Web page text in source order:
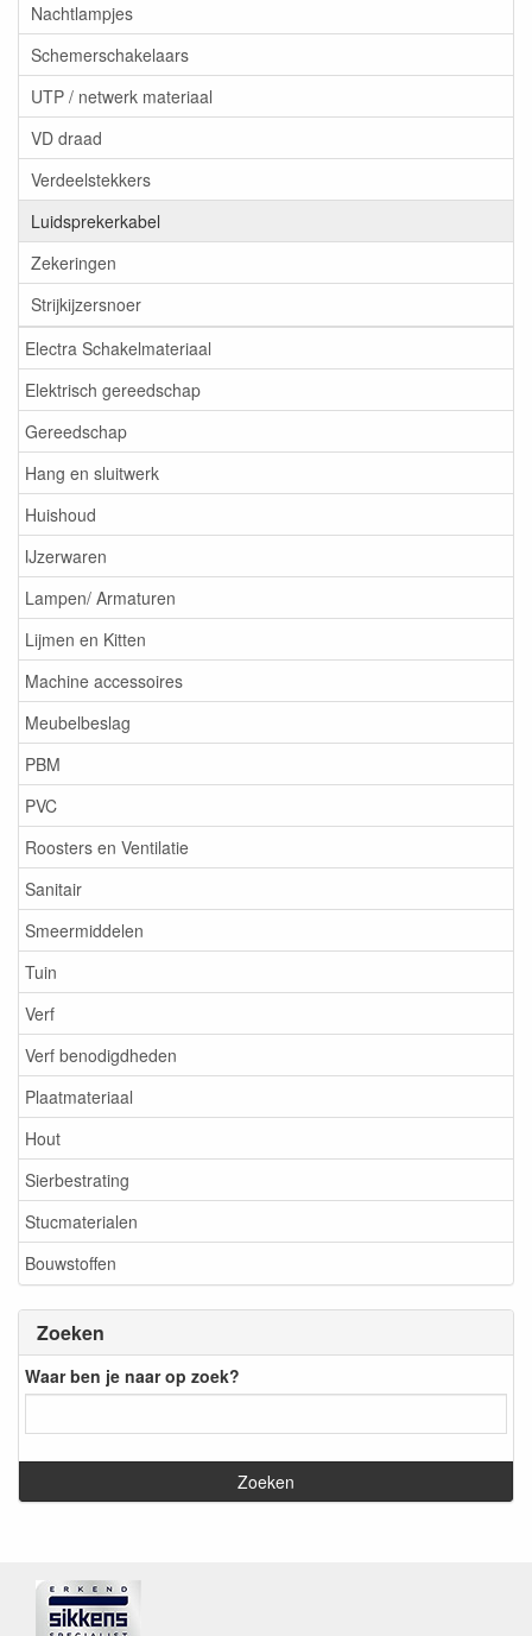
Nachtlampjes
Schemerschakelaars
UTP / netwerk materiaal
VD draad
Verdeelstekkers
Luidsprekerkabel
Zekeringen
Strijkijzersnoer
Electra Schakelmateriaal
Elektrisch gereedschap
Gereedschap
Hang en sluitwerk
Huishoud
IJzerwaren
Lampen/ Armaturen
Lijmen en Kitten
Machine accessoires
Meubelbeslag
PBM
PVC
Roosters en Ventilatie
Sanitair
Smeermiddelen
Tuin
Verf
Verf benodigdheden
Plaatmateriaal
Hout
Sierbestrating
Stucmaterialen
Bouwstoffen
Zoeken
Waar ben je naar op zoek?